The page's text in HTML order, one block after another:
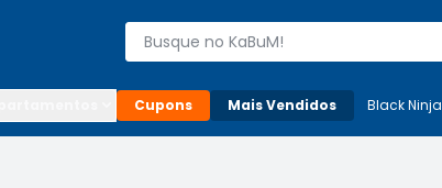
Buscar produtos
Cupons Mais Vendidos Mais-v-
Black Ninja